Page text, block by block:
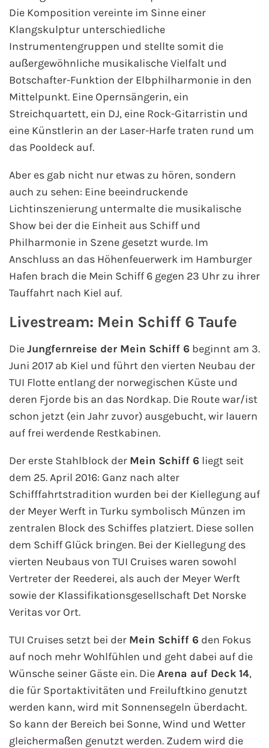
Phoenix Reisen
Hapag-Lloyd Cruises
Hurtigruten
Norwegian Cruise Line
Royal Caribbean International
PLANTOURS Kreuzfahrten
Alle Reedereien
Flusskreuzfahrten
nicko cruises Flusskreuzfahrten
Plantours Flusskreuzfahrten
1AVista Flusskreuzfahrten
Phoenix Reisen Flusskreuzfahrten
Last Minute Flusskreuzfahrten
Fähren
Fähre buchen
Color Line
DFDS Seaways
Finnlines
FRS Baltic
Scandlines
Stena Line
Die Komposition vereinte im Sinne einer
Klangskulptur unterschiedliche
Instrumentengruppen und stellte somit die
außergewöhnliche musikalische Vielfalt und
Botschafter-Funktion der Elbphilharmonie in den
Mittelpunkt. Eine Opernsängerin, ein
Streichquartett, ein DJ, eine Rock-Gitarristin und
eine Künstlerin an der Laser-Harfe traten rund um
das Pooldeck auf.
Aber es gab nicht nur etwas zu hören, sondern
auch zu sehen: Eine beeindruckende
Lichtinszenierung untermalte die musikalische
Show bei der die Einheit aus Schiff und
Philharmonie in Szene gesetzt wurde. Im
Anschluss an das Höhenfeuerwerk im Hamburger
Hafen brach die Mein Schiff 6 gegen 23 Uhr zu ihrer
Tauffahrt nach Kiel auf.
Livestream: Mein Schiff 6 Taufe
DieJungfernreise der Mein Schiff 6 beginnt am 3.
Juni 2017 ab Kiel und führt den vierten Neubau der
TUI Flotte entlang der norwegischen Küste und
deren Fjorde bis an das Nordkap. Die Route war/ist
schon jetzt (ein Jahr zuvor) ausgebucht, wir lauern
auf frei werdende Restkabinen.
Der erste Stahlblock der Mein Schiff 6 liegt seit
dem 25. April 2016: Ganz nach alter
Schifffahrtstradition wurden bei der Kiellegung auf
der Meyer Werft in Turku symbolisch Münzen im
zentralen Block des Schiffes platziert. Diese sollen
dem Schiff Glück bringen. Bei der Kiellegung des
vierten Neubaus von TUI Cruises waren sowohl
Vertreter der Reederei, als auch der Meyer Werft
sowie der Klassifikationsgesellschaft Det Norske
Veritas vor Ort.
TUI Cruises setzt bei der Mein Schiff 6 den Fokus
auf noch mehr Wohlfühlen und geht dabei auf die
Wünsche seiner Gäste ein. DieArena auf Deck 14,
die für Sportaktivitäten und Freiluftkino genutzt
werden kann, wird mit Sonnensegeln überdacht.
So kann der Bereich bei Sonne, Wind und Wetter
gleichermaßen genutzt werden. Zudem wird die